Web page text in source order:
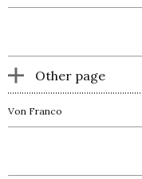
Other page
Von Franco